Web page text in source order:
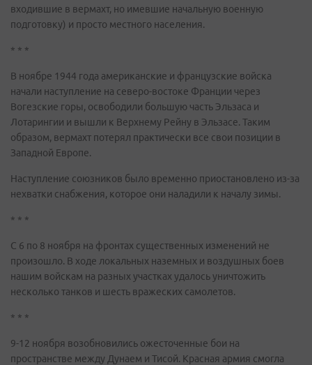
входившие в вермахт, но имевшие начальную военную
подготовку) и просто местного населения.
* * *
В ноябре 1944 года американские и французские войска
начали наступление на северо-востоке Франции через
Вогезские горы, освободили большую часть Эльзаса и
Лотарингии и вышли к Верхнему Рейну в Эльзасе. Таким
образом, вермахт потерял практически все свои позиции в
Западной Европе.
Наступление союзников было временно приостановлено из-за
нехватки снабжения, которое они наладили к началу зимы.
* * *
С 6 по 8 ноября на фронтах существенных изменений не
произошло. В ходе локальных наземных и воздушных боев
нашим войскам на разных участках удалось уничтожить
несколько танков и шесть вражеских самолетов.
* * *
9-12 ноября возобновились ожесточенные бои на
пространстве между Дунаем и Тисой. Красная армия смогла